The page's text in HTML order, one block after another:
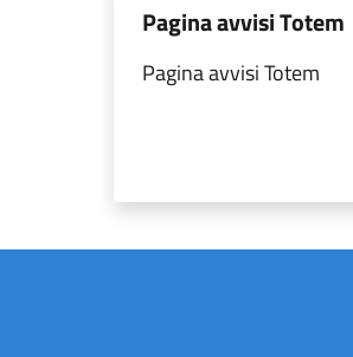
Pagina avvisi Totem
Pagina avvisi Totem